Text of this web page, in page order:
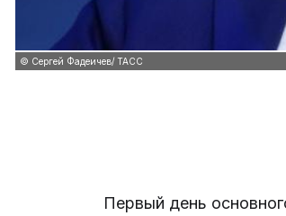
© Сергей Фадеичев/ ТАСС
Первый день